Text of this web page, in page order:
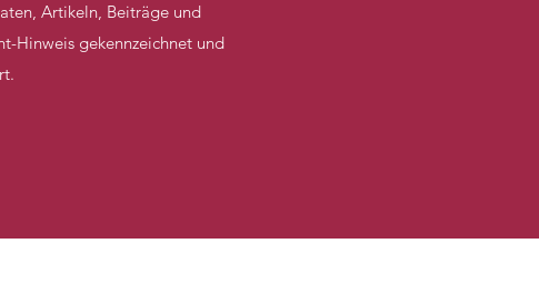
Artikeln, Beiträge und
Hinweis gekennzeichnet und